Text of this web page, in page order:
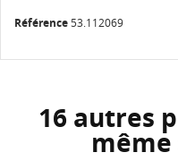
Référence53.112069
16 autres